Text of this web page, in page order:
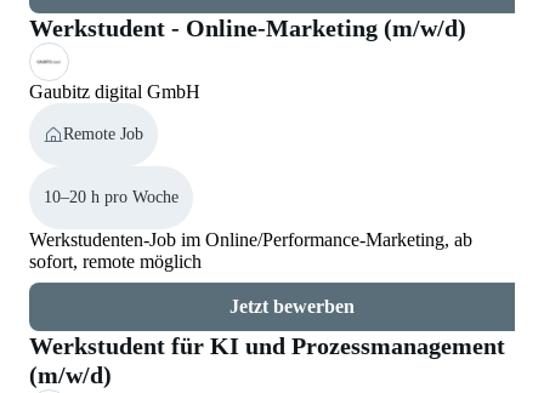
Werkstudent - Online-Marketing (m/w/d)
Gaubitz digital GmbH
Remote Job
10–20 h pro Woche
Werkstudenten-Job im Online/Performance-Marketing, ab
sofort, remote möglich
Jetzt bewerben
Werkstudent für KI und Prozessmanagement
(m/w/d)